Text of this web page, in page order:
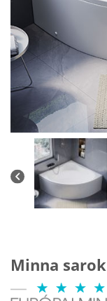
Minna